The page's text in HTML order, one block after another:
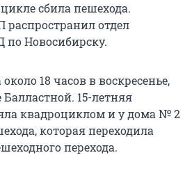
сбила пешехода.
отдел
Новосибирску.
18 часов в воскресенье,
15-летняя
квадроциклом и у дома № 2
которая переходила
перехода.